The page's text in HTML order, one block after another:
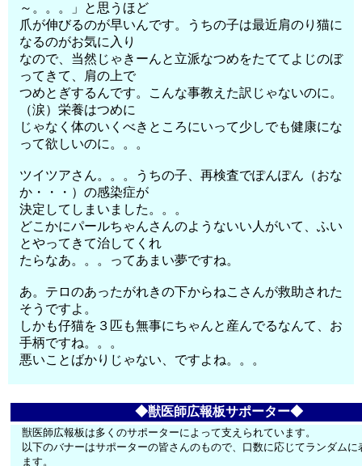
～。。。」と思うほど
爪が伸びるのが早いんです。うちの子は最近肩のり猫に
なるのがお気に入り
なので、当然じゃきーんと立派なつめをたててよじのぼ
ってきて、肩の上で
つめとぎするんです。こんな事教えた訳じゃないのに。
（涙）栄養はつめに
じゃなく体のいくべきところにいって少しでも健康にな
って欲しいのに。。。
ツイツアさん。。。うちの子、再検査でぽんぽん（おな
か・・・）の感染症が
決定してしまいました。。。
どこかにパールちゃんさんのようないい人がいて、ふい
とやってきて治してくれ
たらなあ。。。ってあまい夢ですね。
あ。テロのあったがれきの下からねこさんが救助された
そうですよ。
しかも仔猫を３匹も無事にちゃんと産んでるなんて、お
手柄ですね。。。
悪いことばかりじゃない、ですよね。。。
◆獣医師広報板サポーター◆
獣医師広報板は多くのサポーターによって支えられています。
以下のバナーはサポーターの皆さんのもので、口数に応じてランダムに
ます。